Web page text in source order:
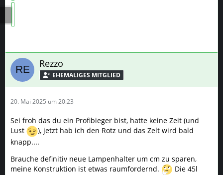
Rezzo
20. Mai 2025 um 20:23
Sei froh das du ein Profibieger bist, hatte keine Zeit (und
Lust
), jetzt hab ich den Rotz und das Zelt wird bald
knapp....
Brauche definitiv neue Lampenhalter um cm zu sparen,
meine Konstruktion ist etwas raumfordernd.
Die 45l